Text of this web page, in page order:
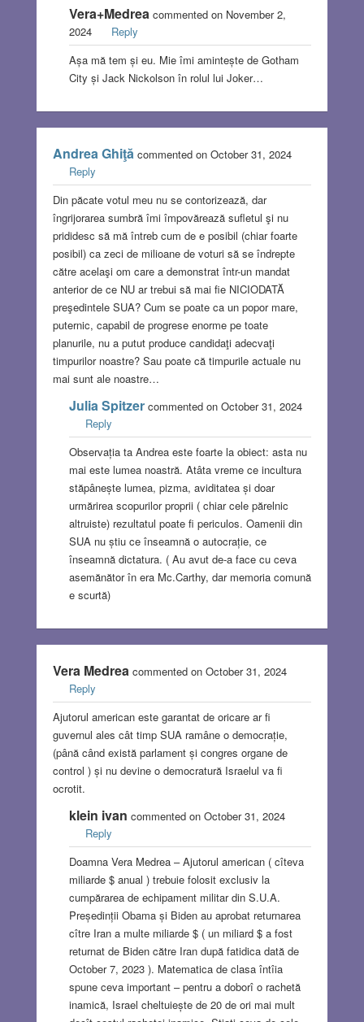
Vera+Medreacommented on November 2,
2024
Reply
Așa mă tem și eu. Mie îmi amintește de Gotham
City și Jack Nickolson în rolul lui Joker…
Andrea Ghiţăcommented on October 31, 2024
Reply
Din păcate votul meu nu se contorizează, dar
îngrijorarea sumbră îmi împovărează sufletul şi nu
prididesc să mă întreb cum de e posibil (chiar foarte
posibil) ca zeci de milioane de voturi să se îndrepte
către acelaşi om care a demonstrat într-un mandat
anterior de ce NU ar trebui să mai fie NICIODATĂ
preşedintele SUA? Cum se poate ca un popor mare,
puternic, capabil de progrese enorme pe toate
planurile, nu a putut produce candidaţi adecvaţi
timpurilor noastre? Sau poate că timpurile actuale nu
mai sunt ale noastre…
Julia Spitzercommented on October 31, 2024
Reply
Observația ta Andrea este foarte la obiect: asta nu
mai este lumea noastră. Atâta vreme ce incultura
stăpânește lumea, pizma, aviditatea și doar
urmărirea scopurilor proprii ( chiar cele părelnic
altruiste) rezultatul poate fi periculos. Oamenii din
SUA nu știu ce înseamnă o autocrație, ce
înseamnă dictatura. ( Au avut de-a face cu ceva
asemănător în era Mc.Carthy, dar memoria comună
e scurtă)
Vera Medreacommented on October 31, 2024
Reply
Ajutorul american este garantat de oricare ar fi
guvernul ales cât timp SUA ramâne o democrație,
(până când există parlament și congres organe de
control ) și nu devine o democratură Israelul va fi
ocrotit.
klein ivan commented on October 31, 2024
Reply
Doamna Vera Medrea – Ajutorul american ( cîteva
miliarde $ anual ) trebuie folosit exclusiv la
cumpărarea de echipament militar din S.U.A.
Președinții Obama și Biden au aprobat returnarea
cître Iran a multe miliarde $ ( un miliard $ a fost
returnat de Biden către Iran după fatidica dată de
October 7, 2023 ). Matematica de clasa întîia
spune ceva important – pentru a doborî o rachetă
inamică, Israel cheltuiește de 20 de ori mai mult